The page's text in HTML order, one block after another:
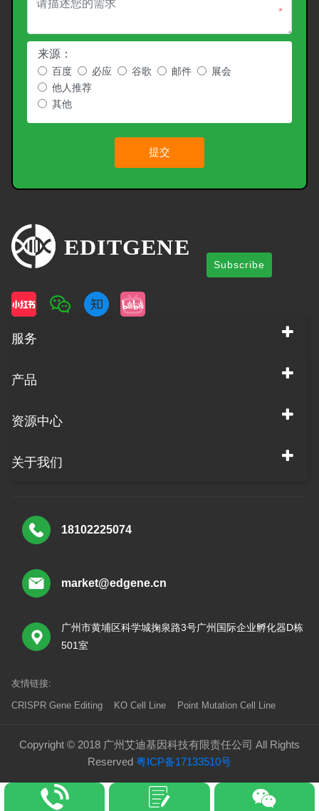
*
来源：
百度 必应 谷歌 邮件
展会
他人推荐
其他
提交
Subscribe
服务
产品
资源中心
关于我们
18102225074
market@edgene.cn
广州市黄埔区科学城掬泉路3号广州国际企业孵化器D栋
501室
友情链接:
CRISPR Gene Editing KO Cell Line Point Mutation Cell Line
Copyright © 2018 广州艾迪基因科技有限责任公司 All Rights
Reserved 粤ICP备17133510号